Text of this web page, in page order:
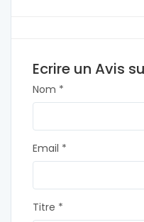
Ecrire un Avis
Nom *
Email *
Titre *